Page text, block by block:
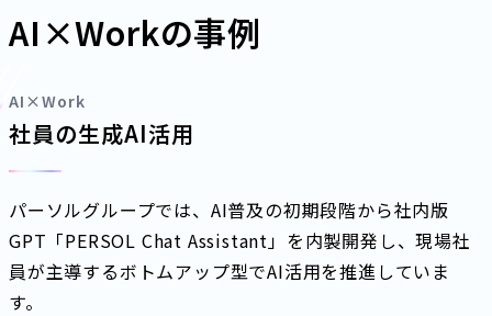
AI×Workの事例
AI×Work
社員の生成AI活用
パーソルグループでは、AI普及の初期段階から社内版
GPT「PERSOL Chat Assistant」を内製開発し、現場社
員が主導するボトムアップ型でAI活用を推進していま
す。